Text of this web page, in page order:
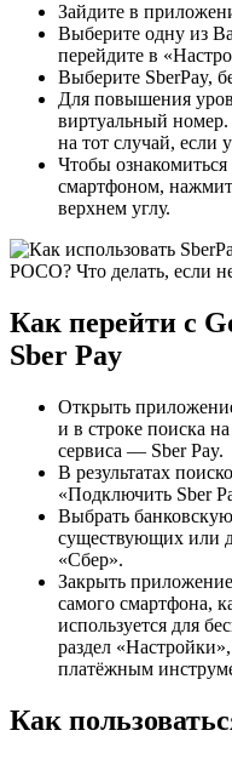
Зайдите в
Выберите одну из
перейдите в
Выберите SberPay,
Для повышения
виртуальный
на тот случай, если
Чтобы
смартфоном,
верхнем углу.
Как перейти с
Sber Pay
Открыть
и в строке поиска
сервиса — Sber Pay.
В результатах
«Подключить Sber
Выбрать
существующих или
«Сбер».
Закрыть
самого смартфона,
используется для
раздел
платёжным
Как